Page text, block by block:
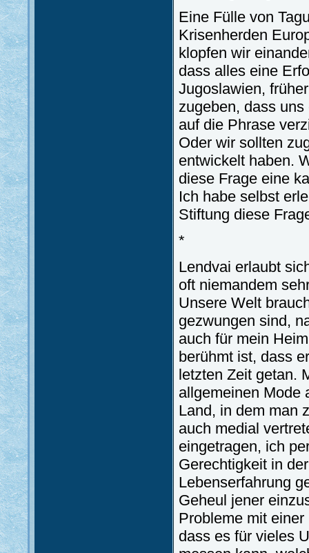
Eine Fülle von
Krisenherden
klopfen wir
dass alles eine
Jugoslawien,
zugeben, dass
auf die Phrase
Oder wir sollten
entwickelt haben.
diese Frage eine
Ich habe selbst
Stiftung diese
*
Lendvai erlaubt
oft niemandem
Unsere Welt
gezwungen sind,
auch für mein
berühmt ist, dass
letzten Zeit getan.
allgemeinen Mode
Land, in dem man
auch medial
eingetragen, ich
Gerechtigkeit in
Lebenserfahrung
Geheul jener
Probleme mit
dass es für vieles